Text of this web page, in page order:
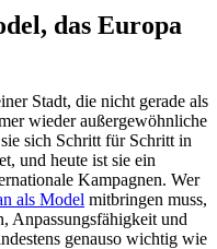
das Europa
Stadt, die nicht gerade als
wieder außergewöhnliche
sich Schritt für Schritt in
und heute ist sie ein
Kampagnen. Wer
als Model mitbringen muss,
Anpassungsfähigkeit und
genauso wichtig wie